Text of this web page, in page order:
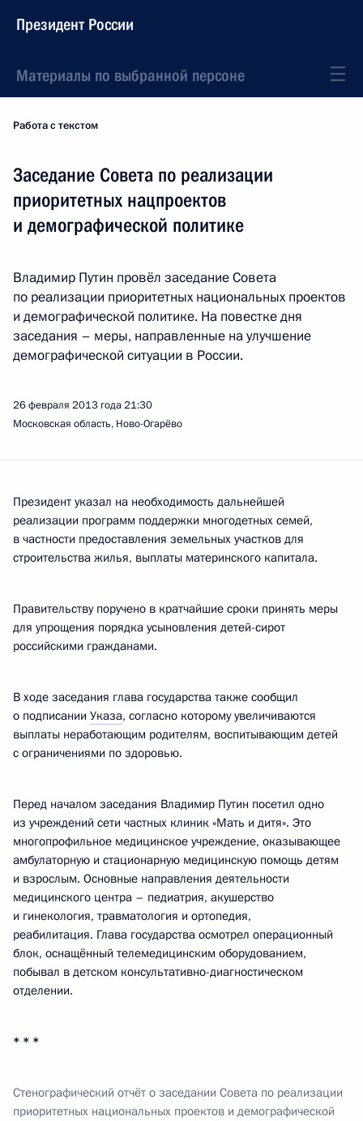
Президент России
Материалы по выбранной персоне
Работа с текстом
Заседание Совета по реализации
приоритетных нацпроектов
и демографической политике
Владимир Путин провёл заседание Совета
по реализации приоритетных национальных проектов
и демографической политике. На повестке дня
заседания – меры, направленные на улучшение
демографической ситуации в России.
26 февраля 2013 года21:30
Московская область, Ново-Огарёво
Президент указал на необходимость дальнейшей
реализации программ поддержки многодетных семей,
в частности предоставления земельных участков для
строительства жилья, выплаты материнского капитала.
Правительству поручено в кратчайшие сроки принять меры
для упрощения порядка усыновления детей-сирот
российскими гражданами.
В ходе заседания глава государства также сообщил
о подписании Указа, согласно которому увеличиваются
выплаты неработающим родителям, воспитывающим детей
с ограничениями по здоровью.
Перед началом заседания Владимир Путин посетил одно
из учреждений сети частных клиник «Мать и дитя». Это
многопрофильное медицинское учреждение, оказывающее
амбулаторную и стационарную медицинскую помощь детям
и взрослым. Основные направления деятельности
медицинского центра – педиатрия, акушерство
и гинекология, травматология и ортопедия,
реабилитация. Глава государства осмотрел операционный
блок, оснащённый телемедицинским оборудованием,
побывал в детском консультативно-диагностическом
отделении.
* * *
Стенографический отчёт о заседании Совета по реализации
приоритетных национальных проектов и демографической